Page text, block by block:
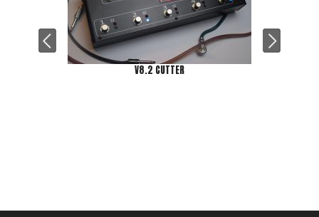
V8.2 CUTTER